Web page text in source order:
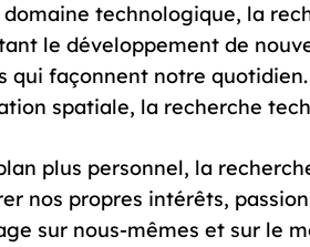
domaine technologique, la
le développement de
qui façonnent notre
spatiale, la recherche
plus personnel, la
nos propres intérêts,
sur nous-mêmes et sur le